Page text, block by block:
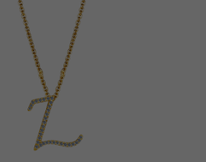
門市一覽